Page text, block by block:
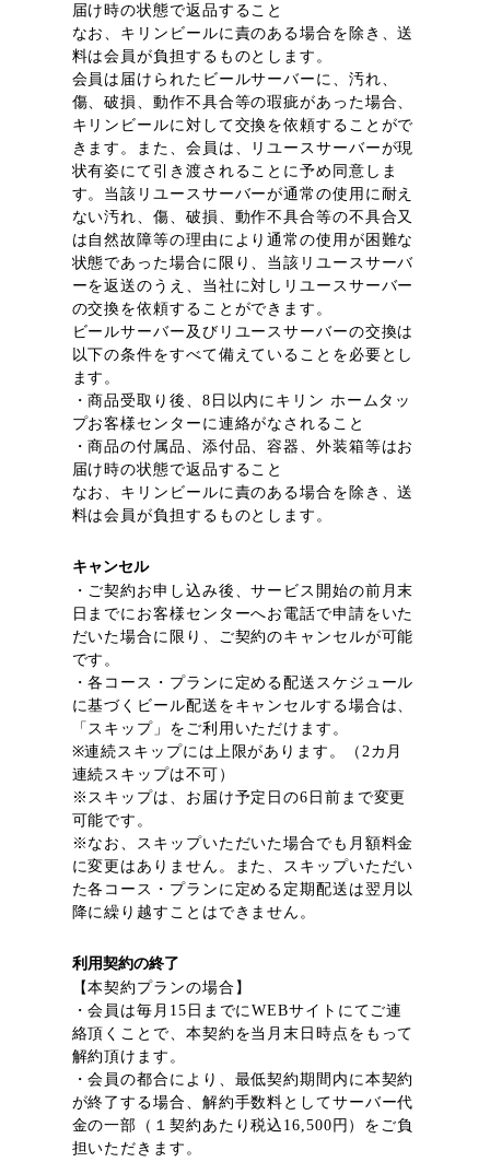
届け時の状態で返品すること
なお、キリンビールに責のある場合を除き、送
料は会員が負担するものとします。
会員は届けられたビールサーバーに、汚れ、
傷、破損、動作不具合等の瑕疵があった場合、
キリンビールに対して交換を依頼することがで
きます。また、会員は、リユースサーバーが現
状有姿にて引き渡されることに予め同意しま
す。当該リユースサーバーが通常の使用に耐え
ない汚れ、傷、破損、動作不具合等の不具合又
は自然故障等の理由により通常の使用が困難な
状態であった場合に限り、当該リユースサーバ
ーを返送のうえ、当社に対しリユースサーバー
の交換を依頼することができます。
ビールサーバー及びリユースサーバーの交換は
以下の条件をすべて備えていることを必要とし
ます。
・商品受取り後、8日以内にキリン ホームタッ
プお客様センターに連絡がなされること
・商品の付属品、添付品、容器、外装箱等はお
届け時の状態で返品すること
なお、キリンビールに責のある場合を除き、送
料は会員が負担するものとします。
キャンセル
・ご契約お申し込み後、サービス開始の前月末
日までにお客様センターへお電話で申請をいた
だいた場合に限り、ご契約のキャンセルが可能
です。
・各コース・プランに定める配送スケジュール
に基づくビール配送をキャンセルする場合は、
「スキップ」をご利用いただけます。
※連続スキップには上限があります。（2カ月
連続スキップは不可）
※スキップは、お届け予定日の6日前まで変更
可能です。
※なお、スキップいただいた場合でも月額料金
に変更はありません。また、スキップいただい
た各コース・プランに定める定期配送は翌月以
降に繰り越すことはできません。
利用契約の終了
【本契約プランの場合】
・会員は毎月15日までにWEBサイトにてご連
絡頂くことで、本契約を当月末日時点をもって
解約頂けます。
・会員の都合により、最低契約期間内に本契約
が終了する場合、解約手数料としてサーバー代
金の一部（１契約あたり税込16,500円）をご負
担いただきます。